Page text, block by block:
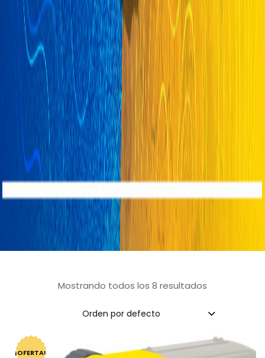
Mostrando todos los 8 resultados
Orden por defecto
¡OFERTA!